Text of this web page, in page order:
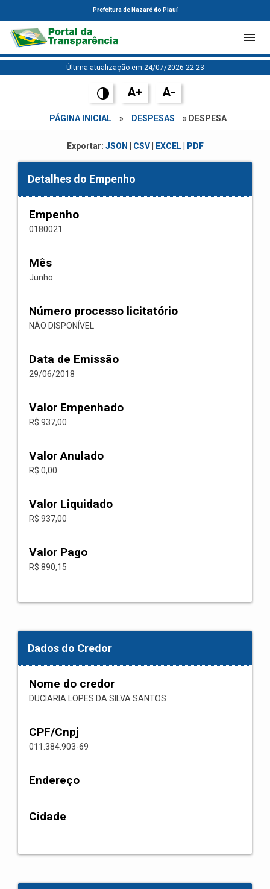
Prefeitura de Nazaré do Piauí
Última atualização em 24/07/2026 22:23
A+ A-
PÁGINA INICIAL » DESPESAS » DESPESA
Exportar: JSON CSV| EXCEL| PDF
Detalhes do Empenho
Empenho
0180021
Mês
Junho
Número processo licitatório
NÃO DISPONÍVEL
Data de Emissão
29/06/2018
Valor Empenhado
R$ 937,00
Valor Anulado
R$ 0,00
Valor Liquidado
R$ 937,00
Valor Pago
R$ 890,15
Dados do Credor
Nome do credor
DUCIARIA LOPES DA SILVA SANTOS
CPF/Cnpj
011.384.903-69
Endereço
Cidade